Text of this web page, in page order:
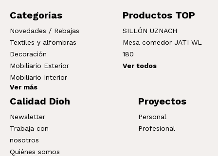
Categorías
Novedades / Rebajas
Textiles y alfombras
Decoración
Mobiliario Exterior
Mobiliario Interior
Ver más
Productos TOP
SILLÓN UZNACH
Mesa comedor JATI WL
180
Ver todos
Calidad Dioh
Newsletter
Trabaja con
nosotros
Quiénes somos
Proyectos
Personal
Profesional